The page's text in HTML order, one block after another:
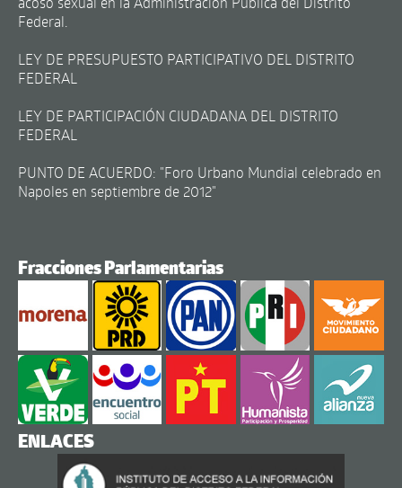
Federal.
LEY DE PRESUPUESTO PARTICIPATIVO DEL DISTRITO
FEDERAL
LEY DE PARTICIPACIÓN CIUDADANA DEL DISTRITO
FEDERAL
PUNTO DE ACUERDO: "Foro Urbano Mundial celebrado en
Napoles en septiembre de 2012"
Fracciones Parlamentarias
ENLACES